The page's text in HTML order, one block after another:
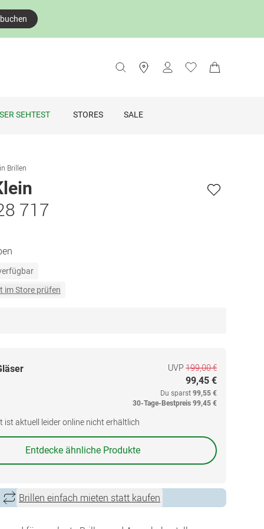
SEHTEST STORES SALE
Brillen
717
im Store prüfen
UVP 199,00 €
99,45 €
Du sparst 99,55 €
30-Tage-Bestpreis 99,45 €
ist aktuell leider online nicht erhältlich
Entdecke ähnliche Produkte
Brillen einfach mieten statt kaufen